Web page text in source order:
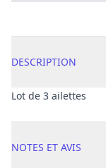
DESCRIPTION
Lot de 3 ailettes
NOTES ET AVIS